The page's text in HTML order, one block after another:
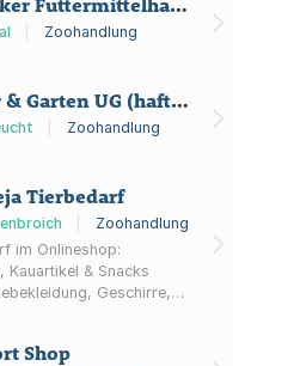
Axel Becker Futtermittelhandel
Zoohandlung
TiGa Tier & Garten UG (haftungsbeschränkt)
Zoohandlung
Tierbedarf
Zoohandlung
im Onlineshop:
Kauartikel & Snacks
Geschirre,
Shop